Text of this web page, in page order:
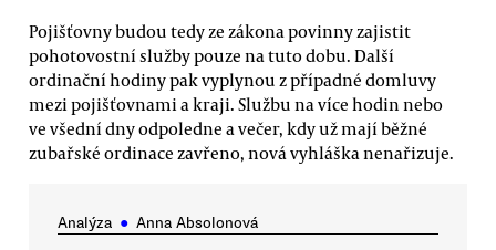
Pojišťovny budou tedy ze zákona povinny zajistit
pohotovostní služby pouze na tuto dobu. Další
ordinační hodiny pak vyplynou z případné domluvy
mezi pojišťovnami a kraji. Službu na více hodin nebo
ve všední dny odpoledne a večer, kdy už mají běžné
zubařské ordinace zavřeno, nová vyhláška nenařizuje.
Analýza ● Anna Absolonová